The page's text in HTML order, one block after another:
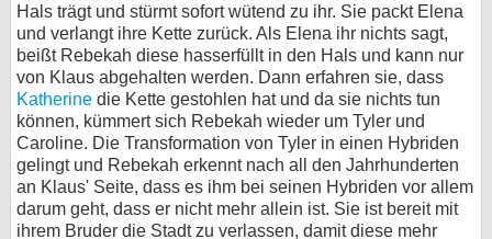
Hals trägt und stürmt sofort wütend zu ihr. Sie packt Elena
und verlangt ihre Kette zurück. Als Elena ihr nichts sagt,
beißt Rebekah diese hasserfüllt in den Hals und kann nur
von Klaus abgehalten werden. Dann erfahren sie, dass
Katherine die Kette gestohlen hat und da sie nichts tun
können, kümmert sich Rebekah wieder um Tyler und
Caroline. Die Transformation von Tyler in einen Hybriden
gelingt und Rebekah erkennt nach all den Jahrhunderten
an Klaus' Seite, dass es ihm bei seinen Hybriden vor allem
darum geht, dass er nicht mehr allein ist. Sie ist bereit mit
ihrem Bruder die Stadt zu verlassen, damit diese mehr